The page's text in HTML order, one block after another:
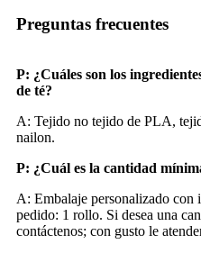
Preguntas frecuentes
P: ¿Cuáles son los
de té?
A: Tejido no tejido de PLA,
nailon.
P: ¿Cuál es la cantidad
A: Embalaje personalizado con
pedido: 1 rollo. Si desea una
contáctenos; con gusto le